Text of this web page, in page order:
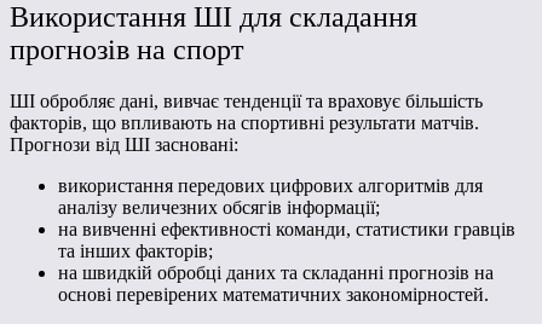
Використання ШІ для складання
прогнозів на спорт
ШІ обробляє дані, вивчає тенденції та враховує більшість
факторів, що впливають на спортивні результати матчів.
Прогнози від ШІ засновані:
використання передових цифрових алгоритмів для
аналізу величезних обсягів інформації;
на вивченні ефективності команди, статистики гравців
та інших факторів;
на швидкій обробці даних та складанні прогнозів на
основі перевірених математичних закономірностей.